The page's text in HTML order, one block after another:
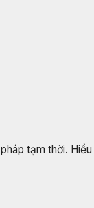
tạm thời.